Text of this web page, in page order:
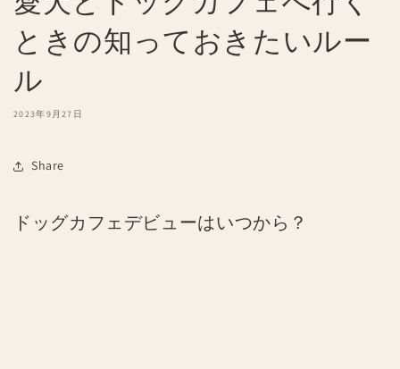
ときの知っておきたいルー
ル
2023年9月27日
Share
ドッグカフェデビューはいつから？